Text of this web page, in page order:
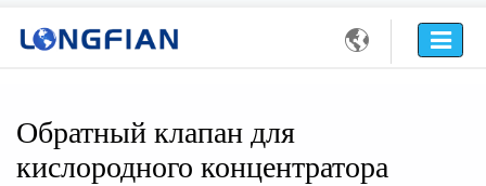

Обратный клапан для
кислородного концентратора